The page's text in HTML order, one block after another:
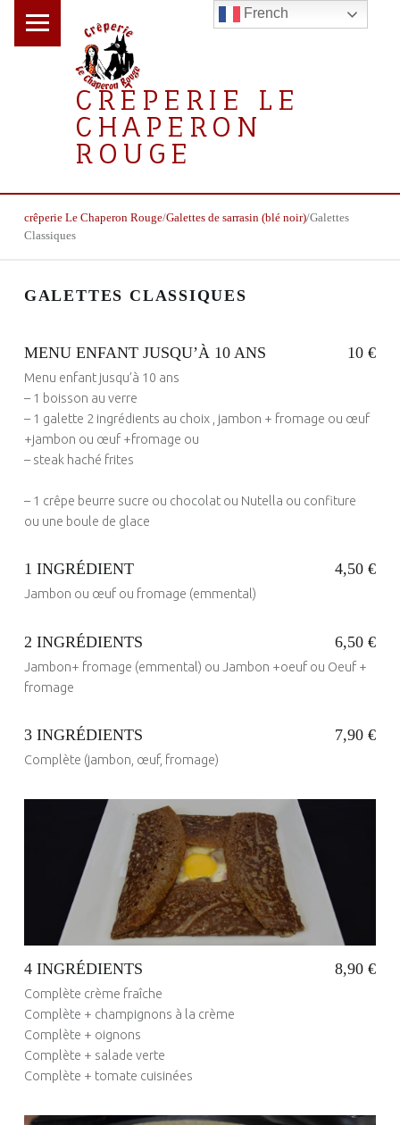
CRÊPERIE LE
CHAPERON
ROUGE
crêperie Le Chaperon Rouge/Galettes de sarrasin (blé noir)/Galettes
Classiques
T
I
D
M
E
N
U
G
A
E
T
E
S
L
A
S
GALETTES CLASSIQUES
MENU ENFANT JUSQU’À 10 ANS 10 €
Menu enfant jusqu’à 10 ans
– 1 boisson au verre
– 1 galette 2 ingrédients au choix , jambon + fromage ou œuf
+jambon ou œuf +fromage ou
– steak haché frites
– 1 crêpe beurre sucre ou chocolat ou Nutella ou confiture
ou une boule de glace
Posted on:
8 Juin 2020
1 INGRÉDIENT 4,50 €
Jambon ou œuf ou fromage (emmental)
Posted on:
24 Mai 2017
Written by:
administrateur
2 INGRÉDIENTS 6,50 €
Jambon+ fromage (emmental) ou Jambon +oeuf ou Oeuf +
fromage
Posted on:
24 Mai 2017
3 INGRÉDIENTS 7,90 €
Complète (jambon, œuf, fromage)
4 INGRÉDIENTS 8,90 €
Complète crème fraîche
Complète + champignons à la crème
Complète + oignons
Complète + salade verte
Complète + tomate cuisinées
French